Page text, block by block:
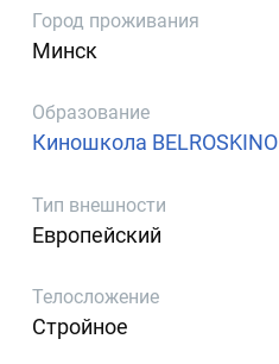
Город проживания
Минск
Образование
Киношкола BELROSKINO
Тип внешности
Европейский
Телосложение
Стройное